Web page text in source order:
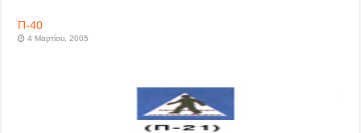
Π-40
4 Μαρτίου, 2005